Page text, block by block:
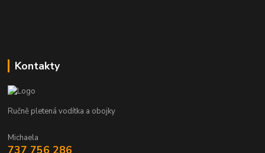
Kontakty
Ručně pletená vodítka a obojky
Michaela
737 756 286